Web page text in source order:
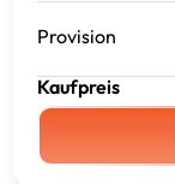
Provision
Kaufpreis